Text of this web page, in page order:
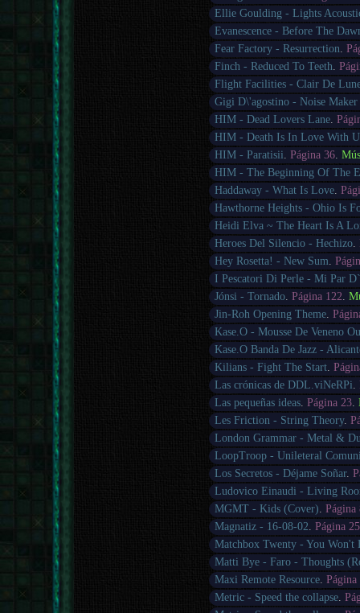
Ellie Goulding - Lights
Evanescence - Before The
Fear Factory - Resurrection.
Finch - Reduced To Teeth.
Flight Facilities - Clair De
Gigi D\'agostino - Noise Maker
HIM - Dead Lovers Lane.
HIM - Death Is In Love With
HIM - Paratisii.Página 36.
HIM - The Beginning Of The
Haddaway - What Is Love.
Hawthorne Heights - Ohio Is
Heidi Elva ~ The Heart Is A
Heroes Del Silencio - Hechizo.
Hey Rosetta! - New Sum.
I Pescatori Di Perle - Mi Par
Jónsi - Tornado.Página 122.
Jin-Roh Opening Theme.
Kase.O - Mousse De Veneno
Kase.O Banda De Jazz -
Kilians - Fight The Start.
Las crónicas de DDL.viNeRPi.
Las pequeñas ideas.Página 23.
Les Friction - String Theory.
London Grammar - Metal &
LoopTroop - Unileteral
Los Secretos - Déjame Soñar.
Ludovico Einaudi - Living
MGMT - Kids (Cover).Página
Magnatiz - 16-08-02.Página 25
Matchbox Twenty - You Won't
Matti Bye - Faro - Thoughts
Maxi Remote Resource.Página
Metric - Speed the collapse.